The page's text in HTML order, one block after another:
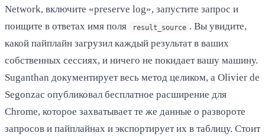
Network, включите «preserve log», запустите запрос и
поищите в ответах имя поля
result_source . Вы увидите,
какой пайплайн загрузил каждый результат в ваших
собственных сессиях, и ничего не покидает вашу машину.
Suganthan документирует весь метод целиком, а Olivier de
Segonzac опубликовал бесплатное расширение для
Chrome, которое захватывает те же данные о развороте
запросов и пайплайнах и экспортирует их в таблицу. Стоит